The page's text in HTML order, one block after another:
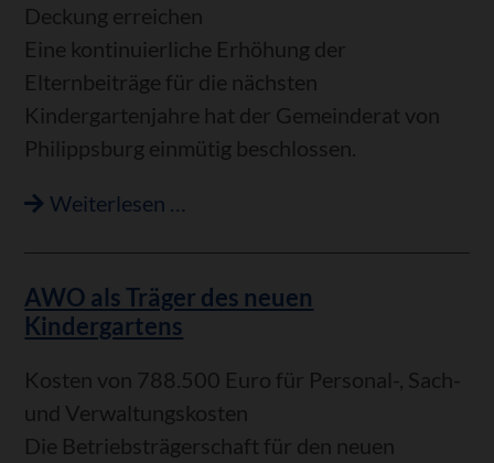
Deckung erreichen
Eine kontinuierliche Erhöhung der
Elternbeiträge für die nächsten
Kindergartenjahre hat der Gemeinderat von
Philippsburg einmütig beschlossen.
Weiterlesen …
der
2,5
Millionen
Euro
AWO als Träger des neuen
Kindergartens
Kosten von 788.500 Euro für Personal-, Sach-
und Verwaltungskosten
Die Betriebsträgerschaft für den neuen